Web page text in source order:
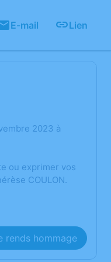
E-mail Lien
2023 à
ou exprimer vos
COULON.
rends hommage